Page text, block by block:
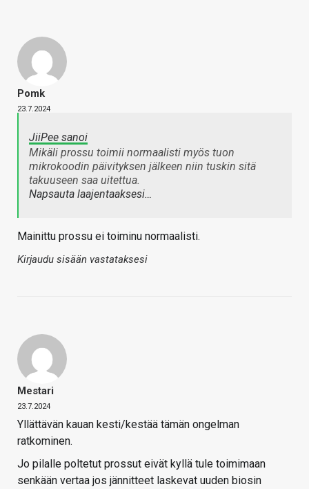
Pomk
23.7.2024
JiiPee sanoi
Mikäli prossu toimii normaalisti myös tuon
mikrokoodin päivityksen jälkeen niin tuskin sitä
takuuseen saa uitettua.
Napsauta laajentaaksesi…
Mainittu prossu ei toiminu normaalisti.
Kirjaudu sisään vastataksesi
Mestari
23.7.2024
Yllättävän kauan kesti/kestää tämän ongelman
ratkominen.
Jo pilalle poltetut prossut eivät kyllä tule toimimaan
senkään vertaa jos jännitteet laskevat uuden biosin